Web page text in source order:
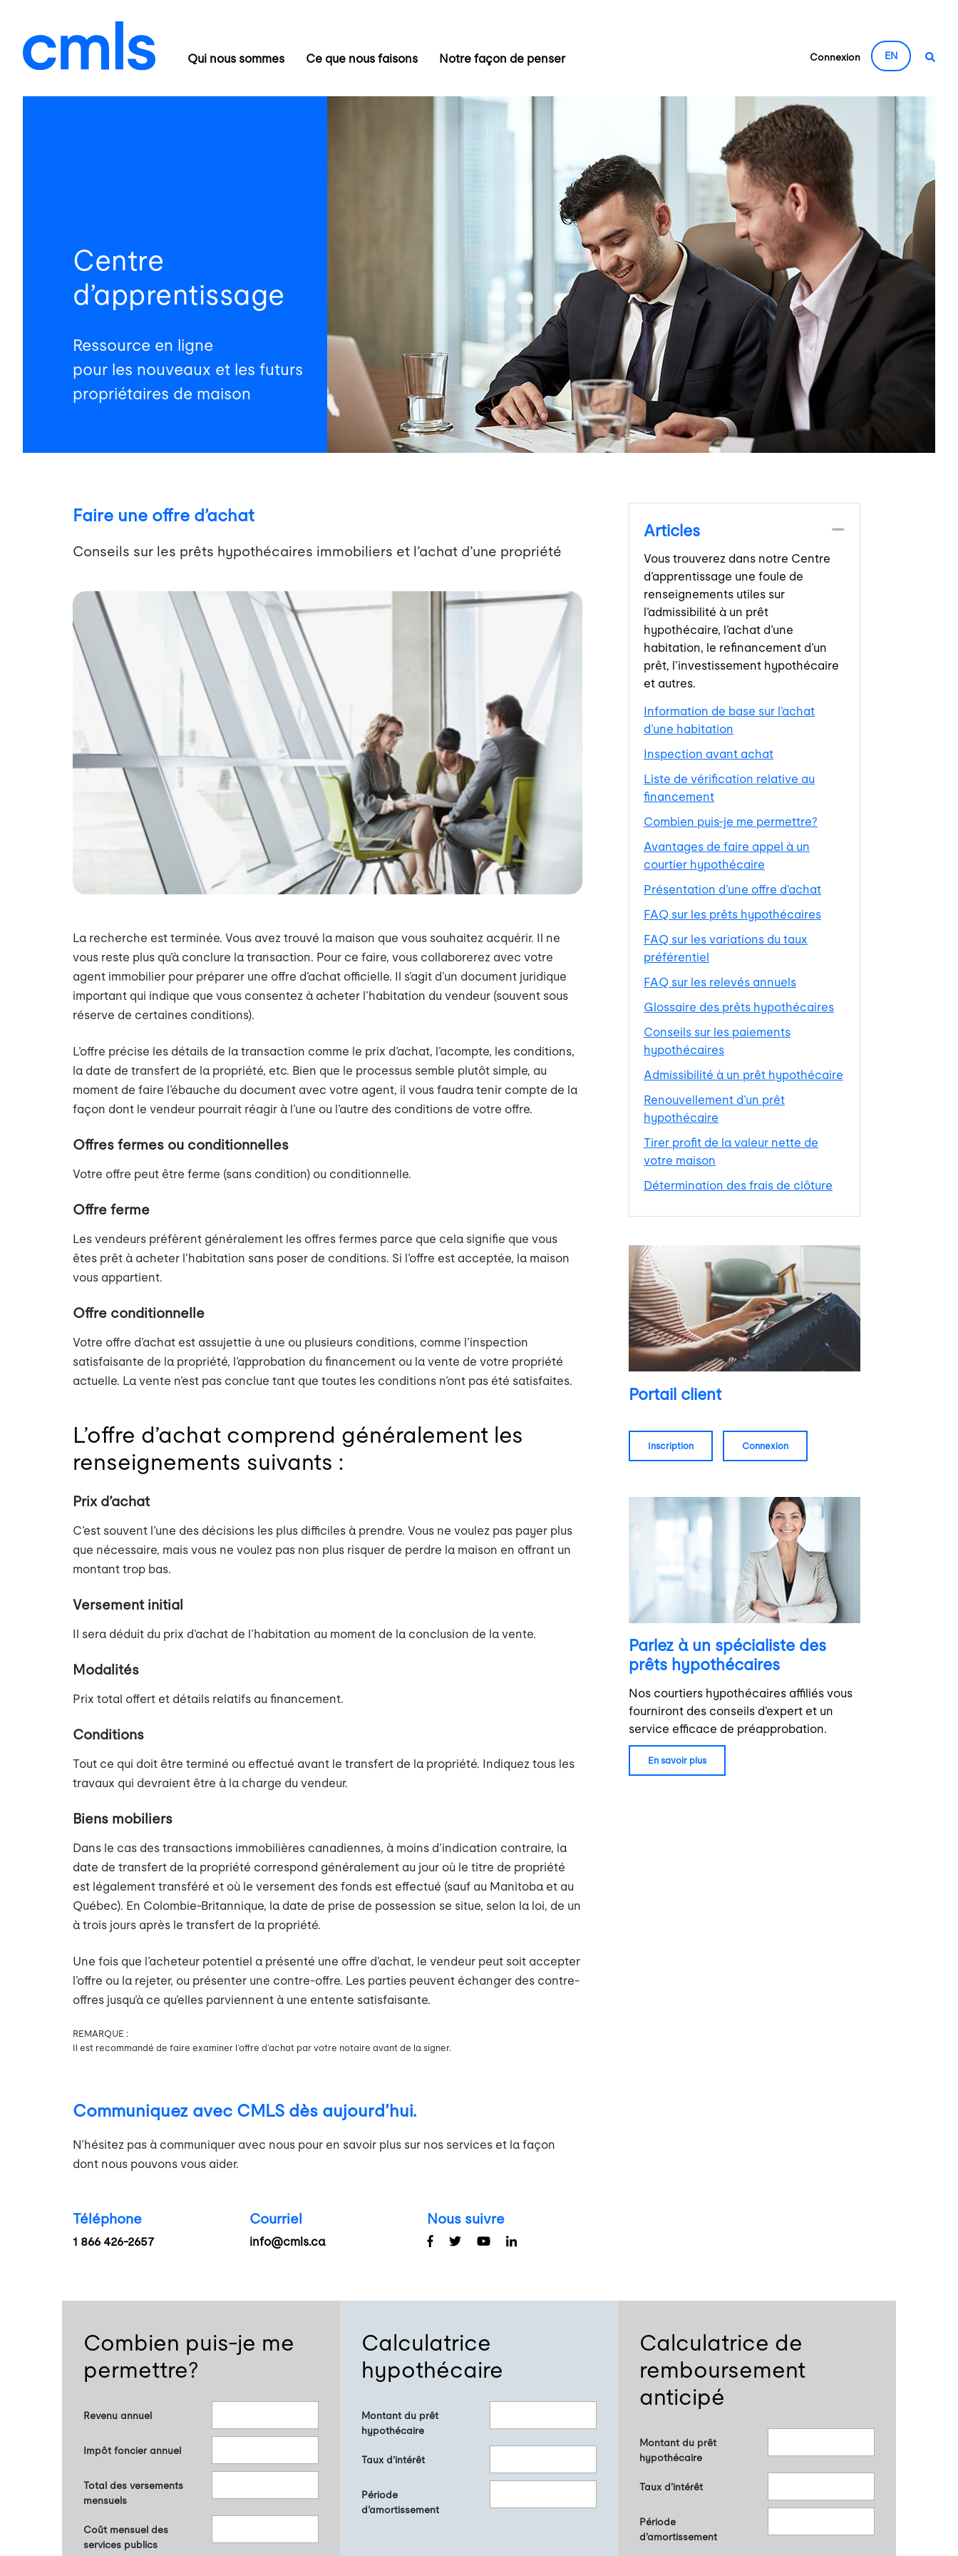
Qui nous sommes Ce que nous faisons Notre façon de penser Connexion EN
Centre
d’apprentissage
Ressource en ligne
pour les nouveaux et les futurs
propriétaires de maison
Faire une offre d’achat
Conseils sur les prêts hypothécaires immobiliers et l’achat d’une propriété
La recherche est terminée. Vous avez trouvé la maison que vous souhaitez acquérir. Il ne
vous reste plus qu’à conclure la transaction. Pour ce faire, vous collaborerez avec votre
agent immobilier pour préparer une offre d’achat officielle. Il s’agit d’un document juridique
important qui indique que vous consentez à acheter l’habitation du vendeur (souvent sous
réserve de certaines conditions).
L’offre précise les détails de la transaction comme le prix d’achat, l’acompte, les conditions,
la date de transfert de la propriété, etc. Bien que le processus semble plutôt simple, au
moment de faire l’ébauche du document avec votre agent, il vous faudra tenir compte de la
façon dont le vendeur pourrait réagir à l’une ou l’autre des conditions de votre offre.
Offres fermes ou conditionnelles
Votre offre peut être ferme (sans condition) ou conditionnelle.
Offre ferme
Les vendeurs préfèrent généralement les offres fermes parce que cela signifie que vous
êtes prêt à acheter l’habitation sans poser de conditions. Si l’offre est acceptée, la maison
vous appartient.
Offre conditionnelle
Votre offre d’achat est assujettie à une ou plusieurs conditions, comme l’inspection
satisfaisante de la propriété, l’approbation du financement ou la vente de votre propriété
actuelle. La vente n’est pas conclue tant que toutes les conditions n’ont pas été satisfaites.
L’offre d’achat comprend généralement les
renseignements suivants :
Prix d’achat
C’est souvent l’une des décisions les plus difficiles à prendre. Vous ne voulez pas payer plus
que nécessaire, mais vous ne voulez pas non plus risquer de perdre la maison en offrant un
montant trop bas.
Versement initial
Il sera déduit du prix d’achat de l’habitation au moment de la conclusion de la vente.
Modalités
Prix total offert et détails relatifs au financement.
Conditions
Tout ce qui doit être terminé ou effectué avant le transfert de la propriété. Indiquez tous les
travaux qui devraient être à la charge du vendeur.
Biens mobiliers
Dans le cas des transactions immobilières canadiennes, à moins d’indication contraire, la
date de transfert de la propriété correspond généralement au jour où le titre de propriété
est légalement transféré et où le versement des fonds est effectué (sauf au Manitoba et au
Québec). En Colombie-Britannique, la date de prise de possession se situe, selon la loi, de un
à trois jours après le transfert de la propriété.
Une fois que l’acheteur potentiel a présenté une offre d’achat, le vendeur peut soit accepter
l’offre ou la rejeter, ou présenter une contre-offre. Les parties peuvent échanger des contre-
offres jusqu’à ce qu’elles parviennent à une entente satisfaisante.
REMARQUE :
Il est recommandé de faire examiner l’offre d’achat par votre notaire avant de la signer.
Communiquez avec CMLS dès aujourd’hui.
N’hésitez pas à communiquer avec nous pour en savoir plus sur nos services et la façon
dont nous pouvons vous aider.
Téléphone
1 866 426-2657
Courriel
info@cmls.ca
Nous suivre
Articles
Vous trouverez dans notre Centre
d’apprentissage une foule de
renseignements utiles sur
l’admissibilité à un prêt
hypothécaire, l’achat d’une
habitation, le refinancement d’un
prêt, l’investissement hypothécaire
et autres.
Information de base sur l’achat
d’une habitation
Inspection avant achat
Liste de vérification relative au
financement
Combien puis-je me permettre?
Avantages de faire appel à un
courtier hypothécaire
Présentation d’une offre d’achat
FAQ sur les prêts hypothécaires
FAQ sur les variations du taux
préférentiel
FAQ sur les relevés annuels
Glossaire des prêts hypothécaires
Conseils sur les paiements
hypothécaires
Admissibilité à un prêt hypothécaire
Renouvellement d’un prêt
hypothécaire
Tirer profit de la valeur nette de
votre maison
Détermination des frais de clôture
Portail client
inscription connexion
Parlez à un spécialiste des
prêts hypothécaires
Nos courtiers hypothécaires affiliés vous
fourniront des conseils d’expert et un
service efficace de préapprobation.
en savoir plus
Combien puis-je me
permettre?
Revenu annuel
Impôt foncier annuel
Total des versements
mensuels
Coût mensuel des
services publics
Calculatrice
hypothécaire
Montant du prêt
hypothécaire
Taux d’intérêt
Période
d’amortissement
Calculatrice de
remboursement
anticipé
Montant du prêt
hypothécaire
Taux d’intérêt
Période
d’amortissement